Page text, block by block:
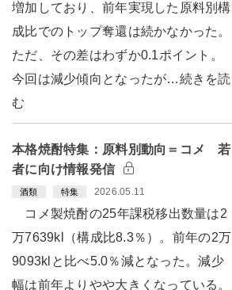
増加しており、前年実現した原料別構
成比でのトップ奪還は続かなかった。
ただ、その差はわずか0.1ポイント。
今回は減少傾向となったが…続きを読
む
本格焼酎特集：原料別動向＝コメ 若
者に向け情報発信
酒類 特集 2026.05.11
コメ製焼酎の25年課税移出数量は2
万7639kl（構成比8.3％）。前年の2万
9093klと比べ5.0％減となった。減少
幅は前年よりやや大きくなっている。